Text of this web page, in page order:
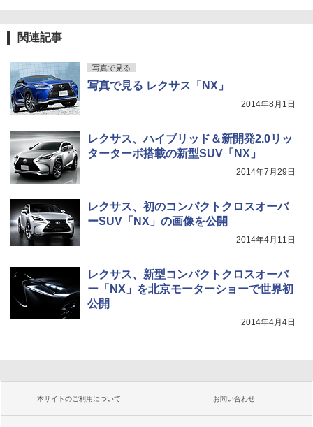
関連記事
写真で見る
写真で見る レクサス「NX」
2014年8月1日
レクサス、ハイブリッド＆新開発2.0リッ
ターターボ搭載の新型SUV「NX」
2014年7月29日
レクサス、初のコンパクトクロスオーバ
ーSUV「NX」の画像を公開
2014年4月11日
レクサス、新型コンパクトクロスオーバ
ー「NX」を北京モーターショーで世界初
公開
2014年4月4日
本サイトのご利用について お問い合わせ